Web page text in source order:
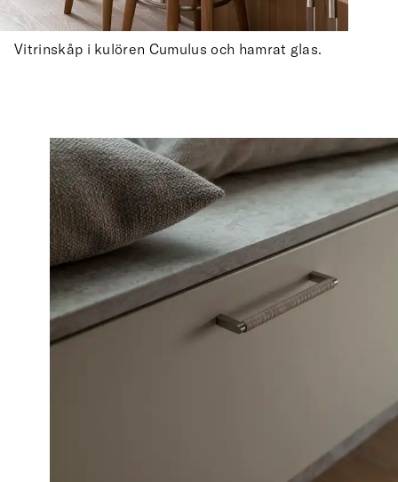
Vitrinskåp i kulören Cumulus och hamrat glas.